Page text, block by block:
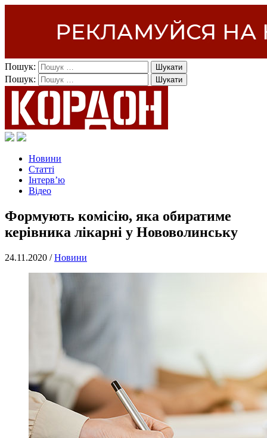
Пошук:
Пошук:
Новини
Статті
Інтерв’ю
Відео
Формують комісію, яка обиратиме
керівника лікарні у Нововолинську
24.11.2020 /Новини